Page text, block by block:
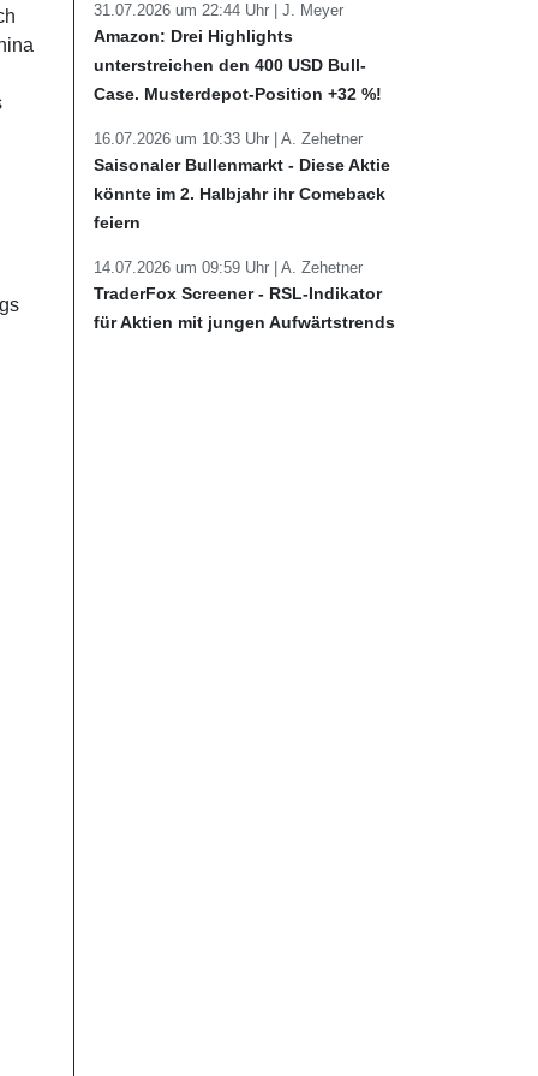
31.07.2026 um 22:44 Uhr | J. Meyer
Amazon: Drei Highlights
unterstreichen den 400 USD Bull-
Case. Musterdepot-Position +32 %!
16.07.2026 um 10:33 Uhr | A. Zehetner
Saisonaler Bullenmarkt - Diese Aktie
könnte im 2. Halbjahr ihr Comeback
feiern
14.07.2026 um 09:59 Uhr | A. Zehetner
TraderFox Screener - RSL-Indikator
für Aktien mit jungen Aufwärtstrends